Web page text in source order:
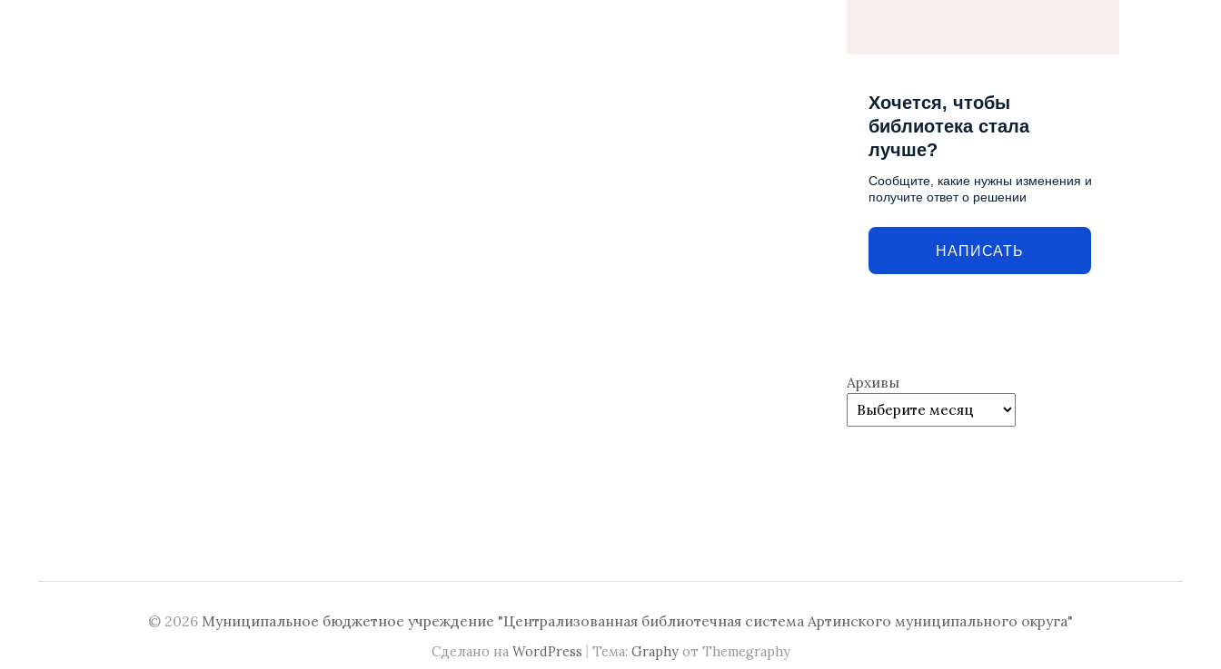
Хочется, чтобы
библиотека стала
лучше?
Сообщите, какие нужны изменения и
получите ответ о решении
НАПИСАТЬ
Архивы
© 2026 Муниципальное бюджетное учреждение "Централизованная библиотечная система Артинского муниципального округа"
Сделано на WordPress | Тема: Graphyот Themegraphy